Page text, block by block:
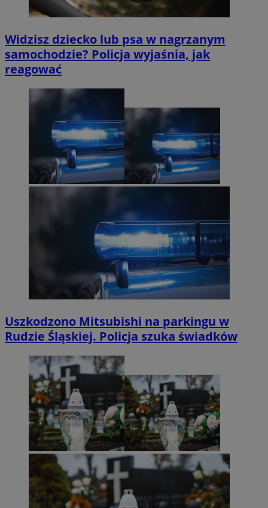
Widzisz dziecko lub psa w nagrzanym
samochodzie? Policja wyjaśnia, jak
reagować
Uszkodzono Mitsubishi na parkingu w
Rudzie Śląskiej. Policja szuka świadków